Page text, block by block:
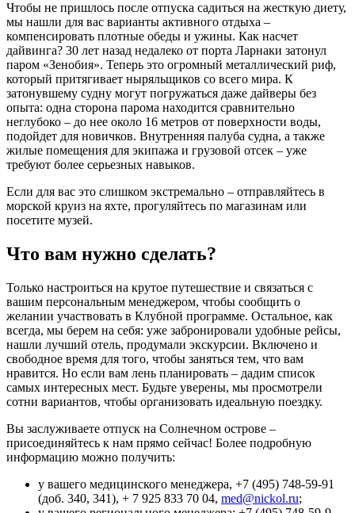
Чтобы не пришлось после отпуска садиться на жесткую диету,
мы нашли для вас варианты активного отдыха –
компенсировать плотные обеды и ужины. Как насчет
дайвинга? 30 лет назад недалеко от порта Ларнаки затонул
паром «Зенобия». Теперь это огромный металлический риф,
который притягивает ныряльщиков со всего мира. К
затонувшему судну могут погружаться даже дайверы без
опыта: одна сторона парома находится сравнительно
неглубоко – до нее около 16 метров от поверхности воды,
подойдет для новичков. Внутренняя палуба судна, а также
жилые помещения для экипажа и грузовой отсек – уже
требуют более серьезных навыков.
Если для вас это слишком экстремально – отправляйтесь в
морской круиз на яхте, прогуляйтесь по магазинам или
посетите музей.
Что вам нужно сделать?
Только настроиться на крутое путешествие и связаться с
вашим персональным менеджером, чтобы сообщить о
желании участвовать в Клубной программе. Остальное, как
всегда, мы берем на себя: уже забронировали удобные рейсы,
нашли лучший отель, продумали экскурсии. Включено и
свободное время для того, чтобы заняться тем, что вам
нравится. Но если вам лень планировать – дадим список
самых интересных мест. Будьте уверены, мы просмотрели
сотни вариантов, чтобы организовать идеальную поездку.
Вы заслуживаете отпуск на Солнечном острове –
присоединяйтесь к нам прямо сейчас! Более подробную
информацию можно получить:
у вашего медицинского менеджера, +7 (495) 748-59-91
(доб. 340, 341), + 7 925 833 70 04, med@nickol.ru;